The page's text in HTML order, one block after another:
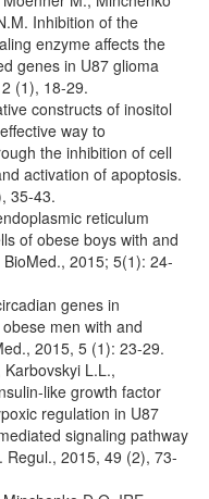
Inhibition of the
enzyme affects the
genes in U87 glioma
(1), 18-29.
constructs of inositol
way to
the inhibition of cell
activation of apoptosis.
35-43.
reticulum
of obese boys with and
2015; 5(1): 24-
genes in
men with and
2015, 5 (1): 23-29.
L.L.,
like growth factor
regulation in U87
signaling pathway
Regul., 2015, 49 (2), 73-